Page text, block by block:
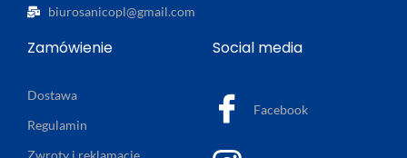
biurosanicopl@gmail.com
Zamówienie
Dostawa
Regulamin
Social media
Facebook